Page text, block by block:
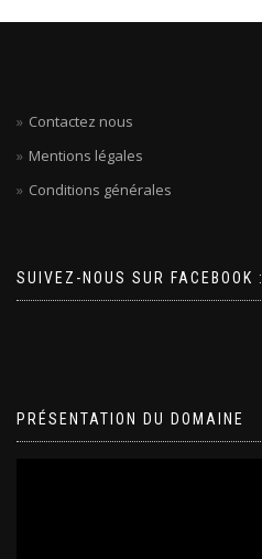
Contactez nous
Mentions légales
Conditions générales
SUIVEZ-NOUS SUR FACEBOOK :
PRÉSENTATION DU DOMAINE